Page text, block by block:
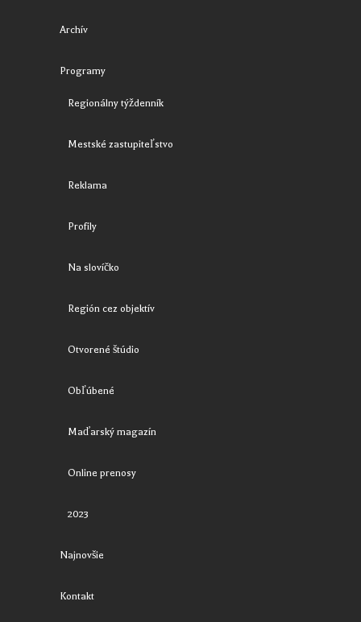
Archív
Programy
Regionálny týždenník
Mestské zastupiteľstvo
Reklama
Profily
Na slovíčko
Región cez objektív
Otvorené štúdio
Obľúbené
Maďarský magazín
Online prenosy
2023
Najnovšie
Kontakt